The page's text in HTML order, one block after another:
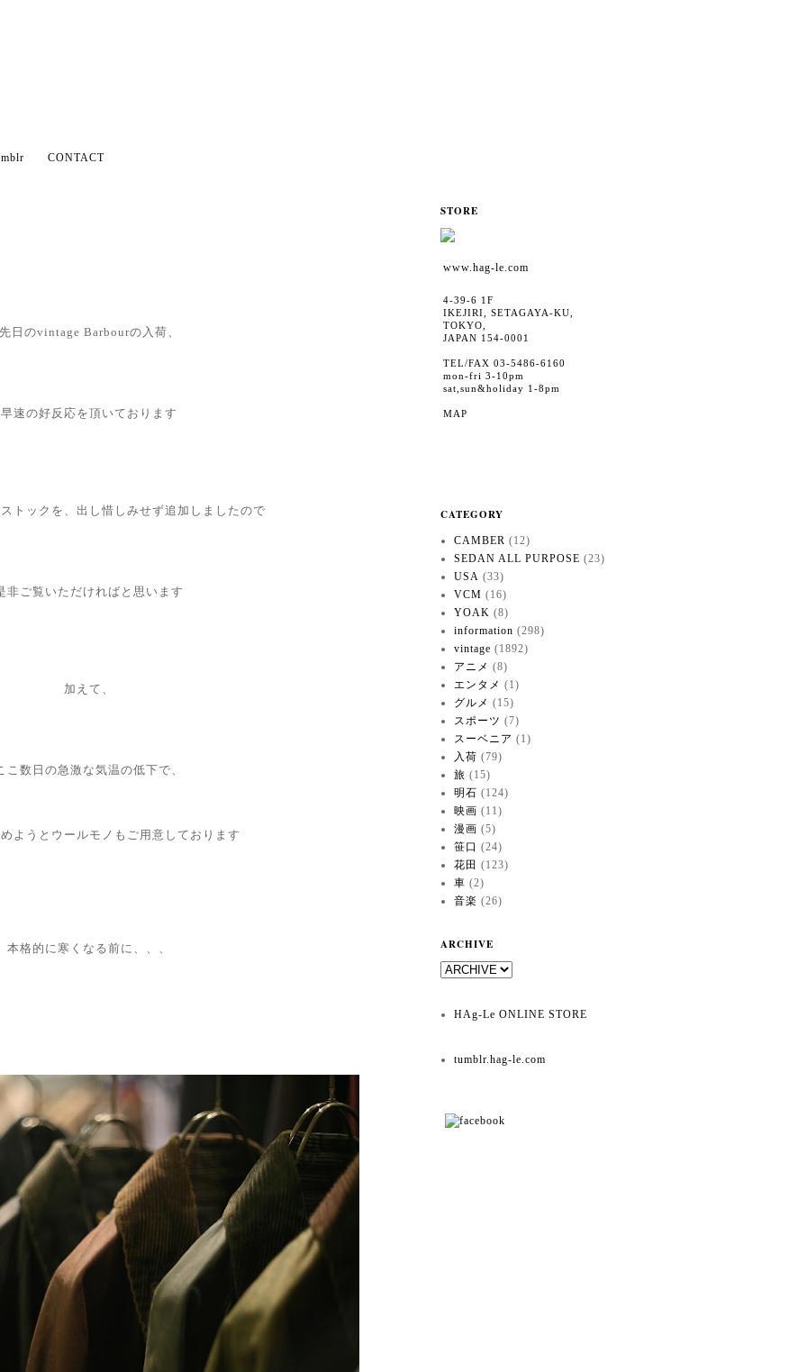
CONTACT
日のvintage Barbourの入荷、
早速の好反応を頂いております
トックを、出し惜しみせず追加しましたので
非ご覧いただければと思います
加えて、
こ数日の急激な気温の低下で、
ようとウールモノもご用意しております
本格的に寒くなる前に、、、
STORE
www.hag-le.com
4-39-6 1F
IKEJIRI, SETAGAYA-KU,
TOKYO,
JAPAN 154-0001
TEL/FAX 03-5486-6160
mon-fri 3-10pm
sat,sun&holiday 1-8pm
MAP
CATEGORY
CAMBER (12)
SEDAN ALL PURPOSE (23)
USA (33)
VCM (16)
YOAK (8)
information (298)
vintage (1892)
アニメ (8)
エンタメ (1)
グルメ (15)
スポーツ (7)
スーベニア (1)
入荷 (79)
旅 (15)
明石 (124)
映画 (11)
漫画 (5)
笹口 (24)
花田 (123)
車 (2)
音楽 (26)
ARCHIVE
HAg-Le ONLINE STORE
tumblr.hag-le.com